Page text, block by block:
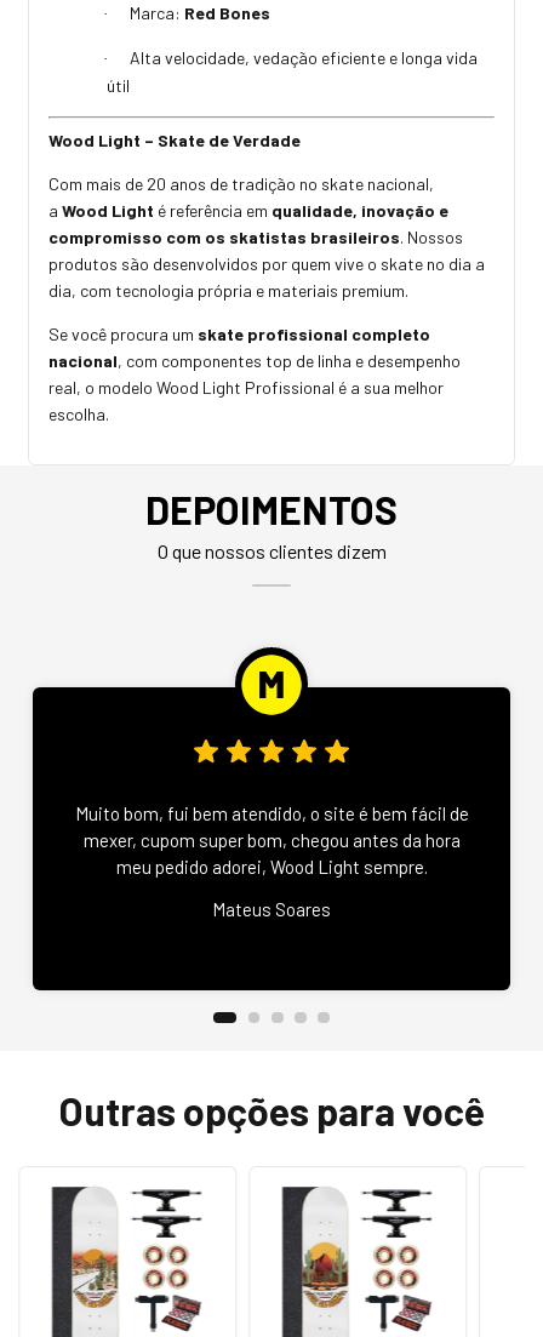
· Marca: Red Bones
·
Alta velocidade, vedação eficiente e longa vida
útil
Wood Light – Skate de Verdade
Com mais de 20 anos de tradição no skate nacional,
a Wood Light é referência em qualidade, inovação e
compromisso com os skatistas brasileiros. Nossos
produtos são desenvolvidos por quem vive o skate no dia a
dia, com tecnologia própria e materiais premium.
Se você procura um skate profissional completo
nacional, com componentes top de linha e desempenho
real, o modelo Wood Light Profissional é a sua melhor
escolha.
DEPOIMENTOS
O que nossos clientes dizem
Muito bom, fui bem atendido, o site é bem fácil de
mexer, cupom super bom, chegou antes da hora
meu pedido adorei, Wood Light sempre.
Mateus Soares
Outras opções para você